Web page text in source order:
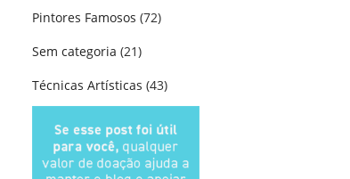
Pintores Famosos (72)
Sem categoria (21)
Técnicas Artísticas (43)